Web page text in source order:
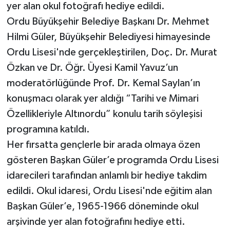
yer alan okul fotoğrafı hediye edildi.
Ordu Büyükşehir Belediye Başkanı Dr. Mehmet
Hilmi Güler, Büyükşehir Belediyesi himayesinde
Ordu Lisesi'nde gerçekleştirilen, Doç. Dr. Murat
Özkan ve Dr. Öğr. Üyesi Kamil Yavuz’un
moderatörlüğünde Prof. Dr. Kemal Saylan’ın
konuşmacı olarak yer aldığı “Tarihi ve Mimari
Özellikleriyle Altınordu” konulu tarih söyleşisi
programına katıldı.
Her fırsatta gençlerle bir arada olmaya özen
gösteren Başkan Güler’e programda Ordu Lisesi
idarecileri tarafından anlamlı bir hediye takdim
edildi. Okul idaresi, Ordu Lisesi'nde eğitim alan
Başkan Güler’e, 1965-1966 döneminde okul
arşivinde yer alan fotoğrafını hediye etti.